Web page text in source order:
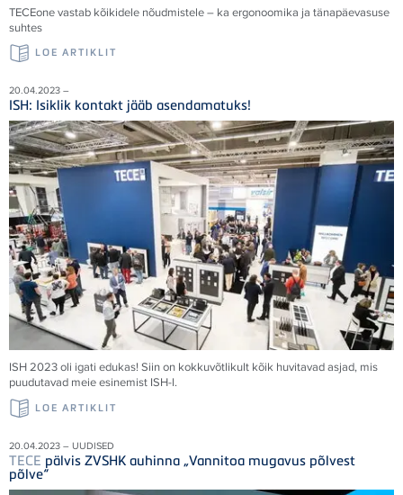
TECEone vastab kõikidele nõudmistele – ka ergonoomika ja tänapäevasuse
suhtes
LOE ARTIKLIT
20.04.2023 –
ISH: Isiklik kontakt jääb asendamatuks!
ISH 2023 oli igati edukas! Siin on kokkuvõtlikult kõik huvitavad asjad, mis
puudutavad meie esinemist ISH-l.
LOE ARTIKLIT
20.04.2023 – UUDISED
TECE pälvis ZVSHK auhinna „Vannitoa mugavus põlvest
põlve“